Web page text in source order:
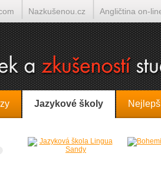
Jazykové školy
Nazkušenou.cz Angličtina on-